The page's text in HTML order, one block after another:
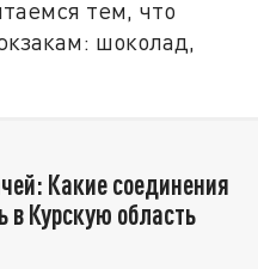
тем, что
шоколад,
Какие соединения
в Курскую область